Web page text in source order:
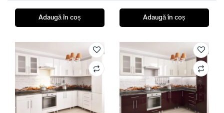
Adaugă în coș Adaugă în coș